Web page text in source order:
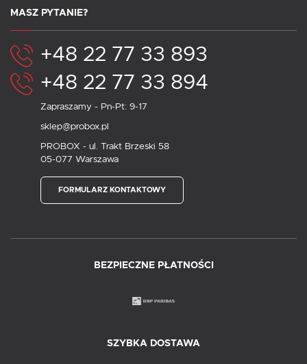
MASZ PYTANIE?
+48 22 77 33 893
+48 22 77 33 894
Zapraszamy - Pn-Pt: 9-17
sklep@probox.pl
PROBOX - ul. Trakt Brzeski 58
05-077 Warszawa
FORMULARZ KONTAKTOWY
BEZPIECZNE PŁATNOŚCI
SZYBKA DOSTAWA